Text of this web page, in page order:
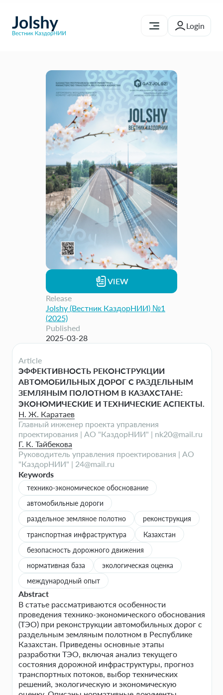
Login
VIEW
Release
Jolshy (Вестник КаздорНИИ) №1
(2025)
Published
2025-03-28
Article
ЭФФЕКТИВНОСТЬ РЕКОНСТРУКЦИИ
АВТОМОБИЛЬНЫХ ДОРОГ С РАЗДЕЛЬНЫМ
ЗЕМЛЯНЫМ ПОЛОТНОМ В КАЗАХСТАНЕ:
ЭКОНОМИЧЕСКИЕ И ТЕХНИЧЕСКИЕ АСПЕКТЫ.
Н. Ж. Каратаев
Главный инженер проекта управления
проектирования | АО "КаздорНИИ" | nk20@mail.ru
Г. К. Тайбекова
Руководитель управления проектирования | АО
"КаздорНИИ" | 24@mail.ru
Keywords
технико-экономическое обоснование
автомобильные дороги
раздельное земляное полотно
реконструкция
транспортная инфраструктура
Казахстан
безопасность дорожного движения
нормативная база
экологическая оценка
международный опыт
Abstract
В статье рассматриваются особенности
проведения технико-экономического обоснования
(ТЭО) при реконструкции автомобильных дорог с
раздельным земляным полотном в Республике
Казахстан. Приведены основные этапы
разработки ТЭО, включая анализ текущего
состояния дорожной инфраструктуры, прогноз
транспортных потоков, выбор технических
решений, экологическую и экономическую